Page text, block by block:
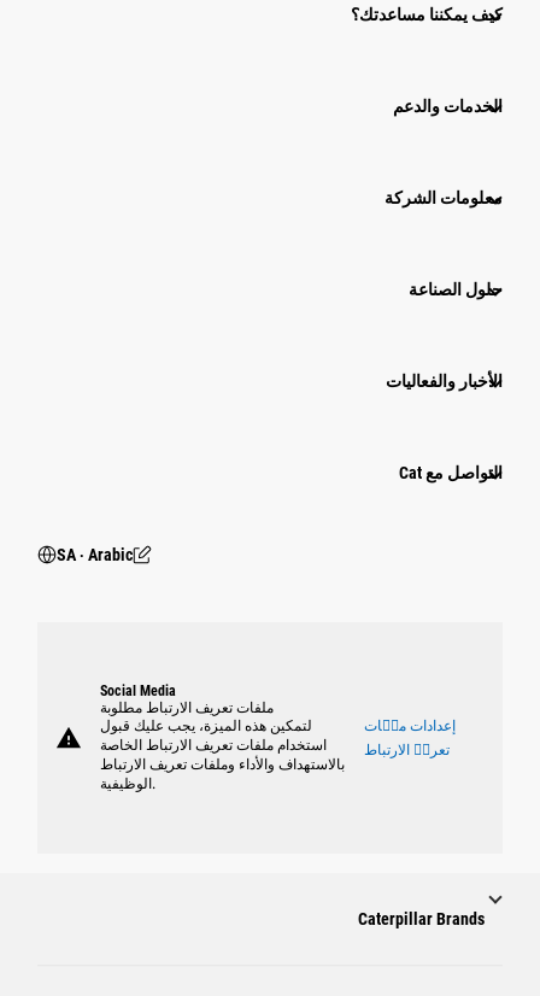
كيف يمكننا مساعدتك؟
الخدمات والدعم
معلومات الشركة
حلول الصناعة
الأخبار والفعاليات
التواصل مع Cat
SA ‧ Arabic
warning
Social Media
ملفات تعريف الارتباط مطلوبة
لتمكين هذه الميزة، يجب عليك قبول
استخدام ملفات تعريف الارتباط الخاصة
بالاستهداف والأداء وملفات تعريف الارتباط
الوظيفية.
إعدادات ملٝات
تعريٝ الارتباط
Caterpillar Brands